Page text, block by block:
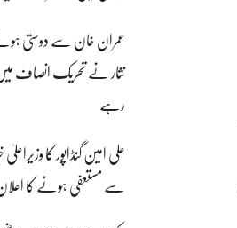
عمران خان سے دوستی
نثار نے تحریک انصاف
رہے
علی امین گنڈاپور کا
سے مستعفی ہونے کا